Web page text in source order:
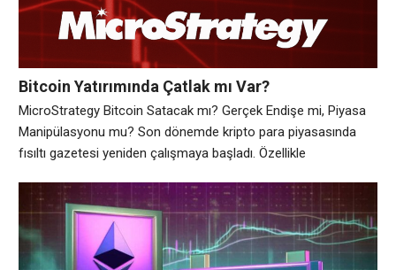
Youtuber Austin Hilton, XRP’nin 2025
Bitcoin Yatırımında Çatlak mı Var?
MicroStrategy Sessizliğini Koruyor
MicroStrategy Bitcoin Satacak mı? Gerçek Endişe mi, Piyasa
Manipülasyonu mu? Son dönemde kripto para piyasasında
fısıltı gazetesi yeniden çalışmaya başladı. Özellikle
satabileceğine dair söylentiler, yatırımcılar arasında büyük bir
endişe yarattı. Bu tür bir satışın gerçekleşmesi, sadece Bitcoin
fiyatlarını değil, tüm kripto piyasasını etkileyebilir. Ancak bu
söylentiler ne kadar gerçekçi? Gelin,